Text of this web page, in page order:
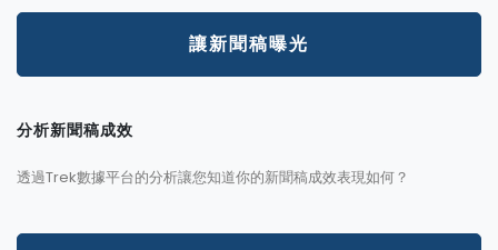
讓新聞稿曝光
分析新聞稿成效
透過Trek數據平台的分析讓您知道你的新聞稿成效表現如何？